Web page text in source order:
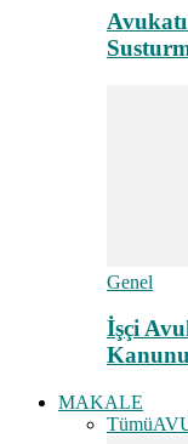
Genel
İşçi
MAKALE
Tümü